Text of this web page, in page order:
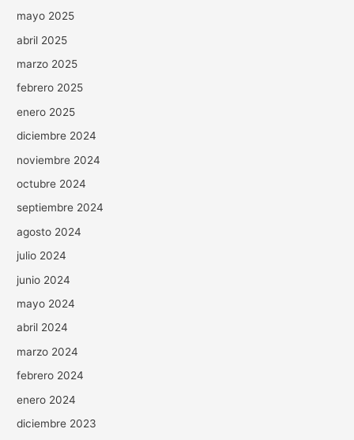
mayo 2025
abril 2025
marzo 2025
febrero 2025
enero 2025
diciembre 2024
noviembre 2024
octubre 2024
septiembre 2024
agosto 2024
julio 2024
junio 2024
mayo 2024
abril 2024
marzo 2024
febrero 2024
enero 2024
diciembre 2023